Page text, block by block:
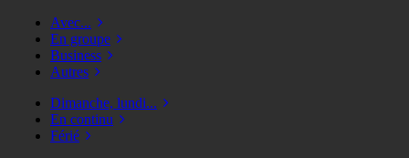
Avec...
En groupe
Business
Autres
Dimanche, lundi...
En continu
Férié